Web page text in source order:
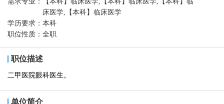
床医学,【本科】临床医学
学历要求： 本科
职位性质： 全职
职位描述
二甲医院眼科医生。
单位简介